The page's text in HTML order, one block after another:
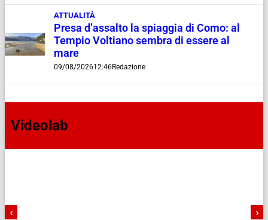
ATTUALITÀ
Presa d’assalto la spiaggia di Como: al
Tempio Voltiano sembra di essere al
mare
09/08/202612:46Redazione
Videolab
‹ ›